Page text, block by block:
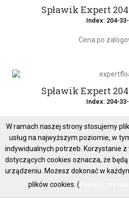
Spławik Expert
Index: 204-
Cena po
Spławik Expert
Index: 204-
Spławik Expert
W ramach naszej strony stosujemy
usług na najwyższym poziomie, w
indywidualnych potrzeb. Korzystanie
dotyczących cookies oznacza, że
urządzeniu. Możesz dokonać w
plików cookies. (